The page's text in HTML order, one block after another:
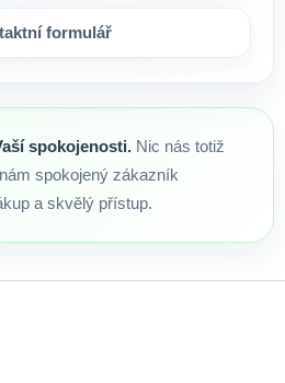
formulář
spokojenosti. Nic nás totiž
spokojený zákazník
a skvělý přístup.